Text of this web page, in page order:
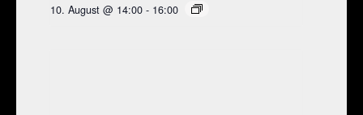
10. August @ 14:00 - 16:00